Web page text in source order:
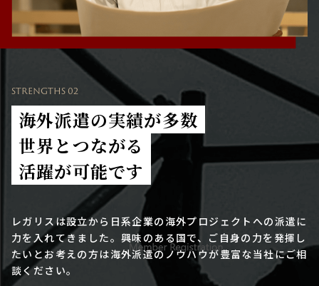
STRENGTHS 02
海外派遣の実績が多数
世界とつながる
活躍が可能です
レガリスは設立から日系企業の海外プロジェクトへの派遣に
力を入れてきました。興味のある国で、ご自身の力を発揮し
たいとお考えの方は海外派遣のノウハウが豊富な当社にご相
談ください。